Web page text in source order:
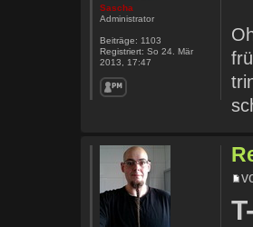
Sascha
Administrator
Beiträge: 1103
Registriert: So 24. Mär
2013, 17:47